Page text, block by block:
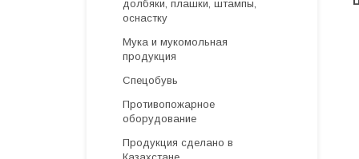
долбяки, плашки, штампы,
оснастку
Мука и мукомольная
продукция
Спецобувь
Противопожарное
оборудование
Продукция сделано в